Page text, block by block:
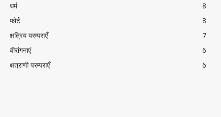
धर्म
8
फोर्ट
8
क्षत्रिय परम्पराएँ
7
वीरांगनाएं
6
क्षत्राणी परम्पराएँ
6